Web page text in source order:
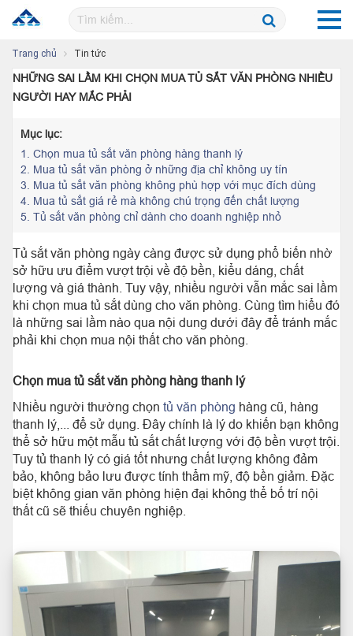
Trang chủ Tin tức
NHỮNG SAI LẦM KHI CHỌN MUA TỦ SẮT VĂN PHÒNG NHIỀU
NGƯỜI HAY MẮC PHẢI
Mục lục:
1.
Chọn mua tủ sắt văn phòng hàng thanh lý
2.
Mua tủ sắt văn phòng ở những địa chỉ không uy tín
3.
Mua tủ sắt văn phòng không phù hợp với mục đích dùng
4.
Mua tủ sắt giá rẻ mà không chú trọng đến chất lượng
5. Tủ sắt văn phòng chỉ dành cho doanh nghiệp nhỏ
Tủ sắt văn phòng ngày càng được sử dụng phổ biến nhờ
sở hữu ưu điểm vượt trội về độ bền, kiểu dáng, chất
lượng và giá thành. Tuy vậy, nhiều người vẫn mắc sai lầm
khi chọn mua tủ sắt dùng cho văn phòng. Cùng tìm hiểu đó
là những sai lầm nào qua nội dung dưới đây để tránh mắc
phải khi chọn mua nội thất cho văn phòng.
Chọn mua tủ sắt văn phòng hàng thanh lý
Nhiều người thường chọn tủ văn phòng hàng cũ, hàng
thanh lý,... để sử dụng. Đây chính là lý do khiến bạn không
thể sở hữu một mẫu tủ sắt chất lượng với độ bền vượt trội.
Tuy tủ thanh lý có giá tốt nhưng chất lượng không đảm
bảo, không bảo lưu được tính thẩm mỹ, độ bền giảm. Đặc
biệt không gian văn phòng hiện đại không thể bố trí nội
thất cũ sẽ thiếu chuyên nghiệp.